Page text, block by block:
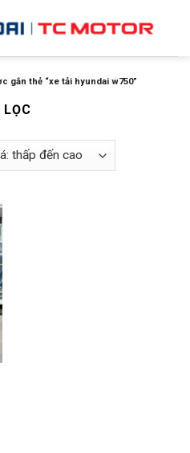
gắn thẻ “xe tải hyundai w750”
LỌC